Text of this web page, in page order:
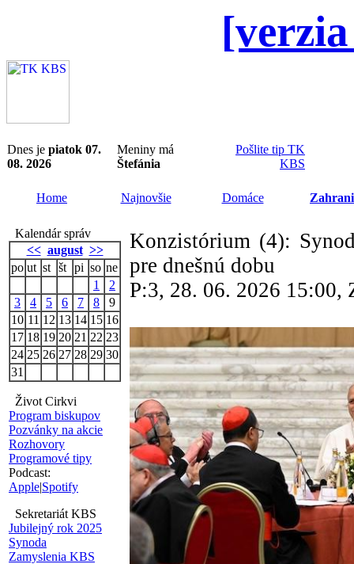
Dnes je piatok 07.
08. 2026
Meniny má
Štefánia
Pošlite tip TK
KBS
Home Najnovšie Domáce
Kalendár správ
<< august >>
po ut st št pi so ne
1
2
3
4 5 6 7 8
9
10 11 12 13 14 15 16
17 18 19 20 21 22 23
24 25 26 27 28 29 30
31
Život Cirkvi
Program biskupov
Pozvánky na akcie
Rozhovory
Programové tipy
Podcast:
Apple|Spotify
Sekretariát KBS
Jubilejný rok 2025
Synoda
Zamyslenia KBS
Konzistórium (4):
pre dnešnú dobu
P:3, 28. 06. 2026 15:00,